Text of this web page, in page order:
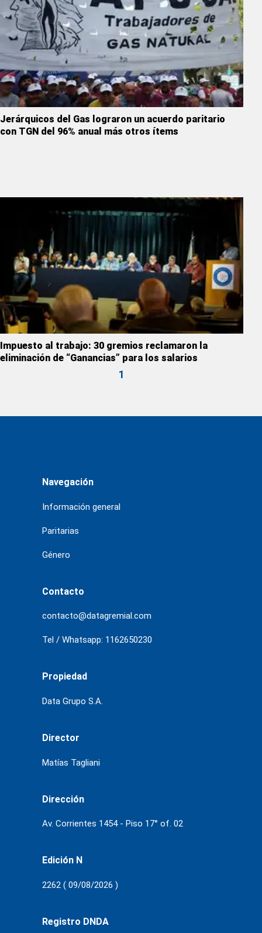
Jerárquicos del Gas lograron un acuerdo paritario
con TGN del 96% anual más otros ítems
Impuesto al trabajo: 30 gremios reclamaron la
eliminación de “Ganancias” para los salarios
1
Navegación
Información general
Paritarias
Género
Contacto
contacto@datagremial.com
Tel / Whatsapp: 1162650230
Propiedad
Data Grupo S.A.
Director
Matías Tagliani
Dirección
Av. Corrientes 1454 - Piso 17° of. 02
Edición N
2262 ( 09/08/2026 )
Registro DNDA